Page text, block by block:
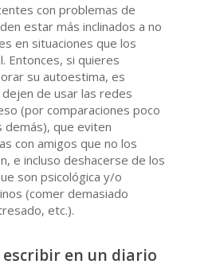
con problemas de
estar más inclinados a no
en situaciones que los
Entonces, si quieres
su autoestima, es
de usar las redes
(por comparaciones poco
demás), que eviten
con amigos que no los
e incluso deshacerse de los
son psicológica y/o
(comer demasiado
etc.).
en un diario